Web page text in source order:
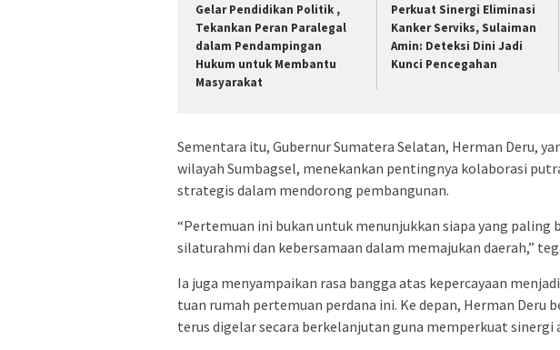
Gelar Pendidikan Politik ,
Tekankan Peran Paralegal
dalam Pendampingan
Hukum untuk Membantu
Masyarakat
Perkuat Sinergi Eliminasi
Kanker Serviks, Sulaiman
Amin: Deteksi Dini Jadi
Kunci Pencegahan
Sementara itu, Gubernur Sumatera Selatan, Herman Deru,
wilayah Sumbagsel, menekankan pentingnya kolaborasi
strategis dalam mendorong pembangunan.
“Pertemuan ini bukan untuk menunjukkan siapa yang
silaturahmi dan kebersamaan dalam memajukan daerah,”
Ia juga menyampaikan rasa bangga atas kepercayaan
tuan rumah pertemuan perdana ini. Ke depan, Herman Deru
terus digelar secara berkelanjutan guna memperkuat sinergi